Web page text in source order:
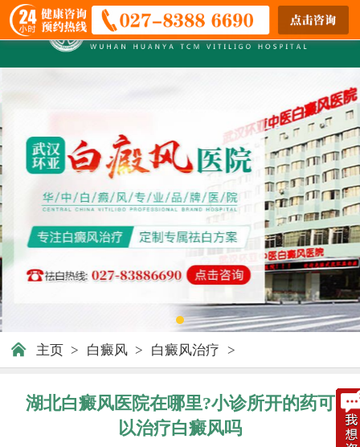
主页 > 白癜风 > 白癜风治疗 >
湖北白癜风医院在哪里?小诊所开的药可
以治疗白癜风吗